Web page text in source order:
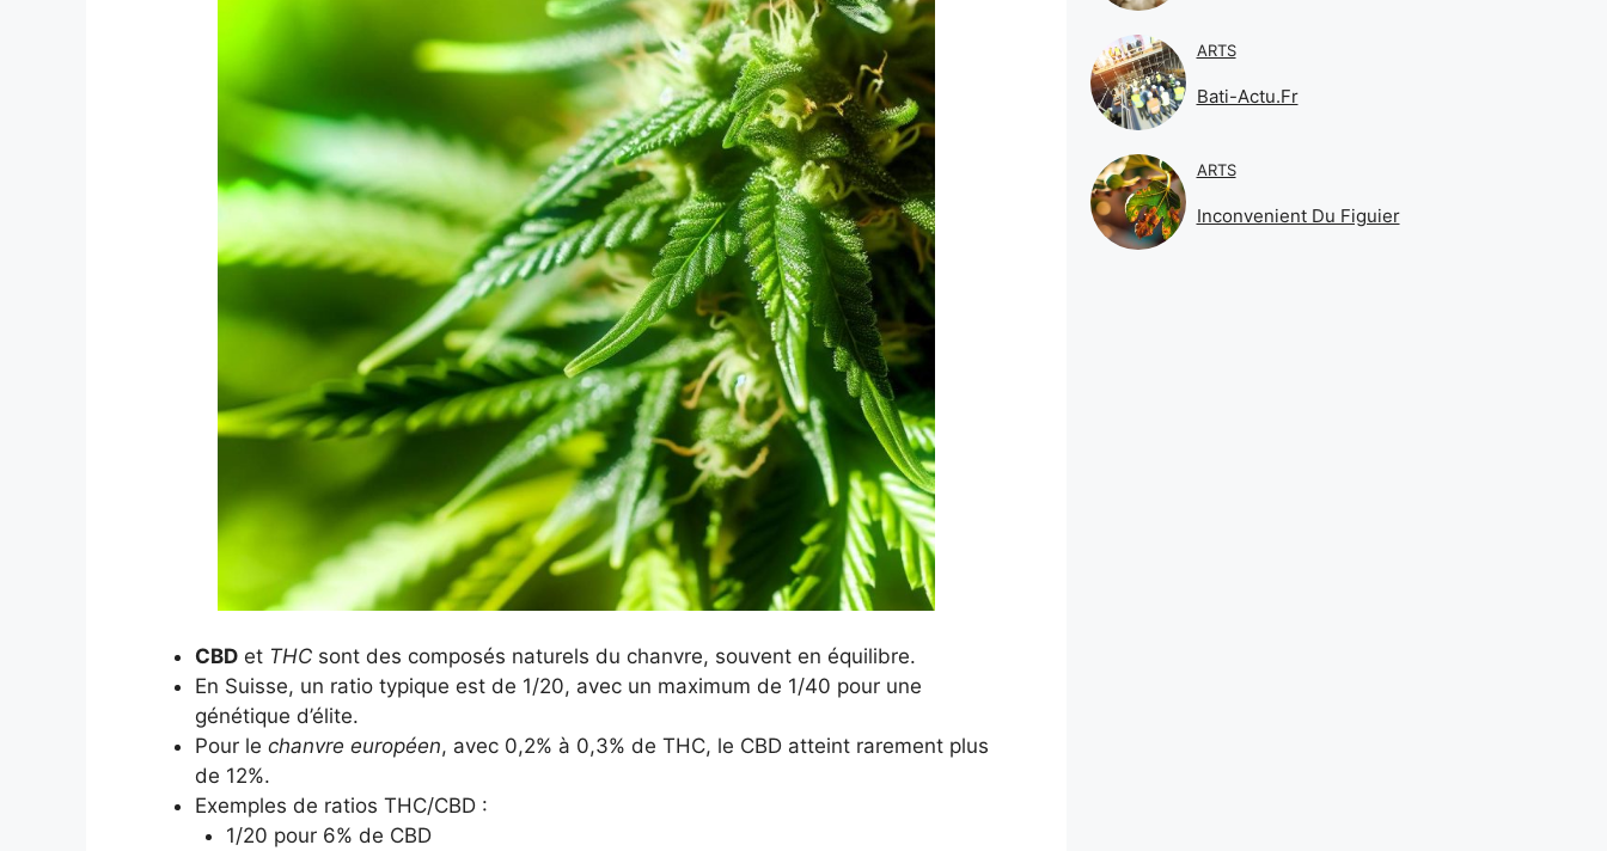
CBD et THC sont des composés naturels du chanvre, souvent en équilibre.
En Suisse, un ratio typique est de 1/20, avec un maximum de 1/40 pour une
génétique d’élite.
Pour le chanvre européen, avec 0,2% à 0,3% de THC, le CBD atteint rarement plus
de 12%.
Exemples de ratios THC/CBD :
1/20 pour 6% de CBD
ARTS
Bati-Actu.fr
ARTS
Inconvenient Du Figuier